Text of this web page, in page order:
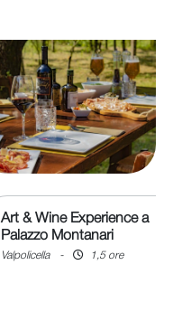
Art & Wine Experience a
Palazzo Montanari
Valpolicella - 1,5 ore